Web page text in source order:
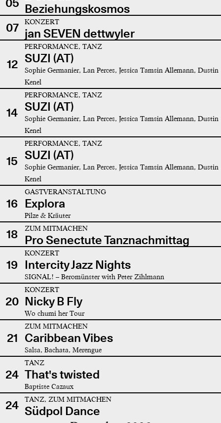
Beziehungskosmos
07
KONZERT
jan SEVEN dettwyler
12
PERFORMANCE, TANZ
SUZI (AT)
Sophie Germanier, Lan Perces, Jessica Tamsin Allemann, Dustin
Kenel
14
PERFORMANCE, TANZ
SUZI (AT)
Sophie Germanier, Lan Perces, Jessica Tamsin Allemann, Dustin
Kenel
15
PERFORMANCE, TANZ
SUZI (AT)
Sophie Germanier, Lan Perces, Jessica Tamsin Allemann, Dustin
Kenel
16
GASTVERANSTALTUNG
Explora
Pilze & Kräuter
18 ZUM MITMACHEN
Pro Senectute Tanznachmittag
19
KONZERT
Intercity Jazz Nights
SIGNAL! – Beromünster with Peter Zihlmann
20
KONZERT
Nicky B Fly
Wo chumi her Tour
21
ZUM MITMACHEN
Caribbean Vibes
Salsa, Bachata, Merengue
24
TANZ
That's twisted
Baptiste Cazaux
24 TANZ, ZUM MITMACHEN
Südpol Dance